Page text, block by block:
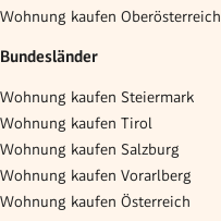
Wohnung kaufen Oberösterreich
Bundesländer
Wohnung kaufen Steiermark
Wohnung kaufen Tirol
Wohnung kaufen Salzburg
Wohnung kaufen Vorarlberg
Wohnung kaufen Österreich